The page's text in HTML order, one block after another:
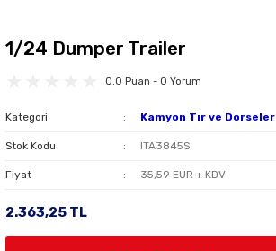
1/24 Dumper Trailer
0.0 Puan - 0 Yorum
Kategori Kamyon Tır ve Dorseler
Stok Kodu ITA3845S
Fiyat 35,59 EUR + KDV
2.363,25 TL